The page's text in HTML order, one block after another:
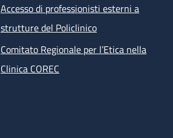
Accesso di professionisti esterni a
strutture del Policlinico
Comitato Regionale per l’Etica nella
Clinica COREC